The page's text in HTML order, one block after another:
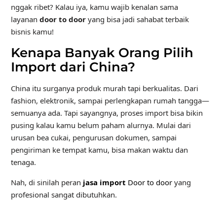
nggak ribet? Kalau iya, kamu wajib kenalan sama
layanan door to dooryang bisa jadi sahabat terbaik
bisnis kamu!
Kenapa Banyak Orang Pilih
Import dari China?
China itu surganya produk murah tapi berkualitas. Dari
fashion, elektronik, sampai perlengkapan rumah tangga—
semuanya ada. Tapi sayangnya, proses import bisa bikin
pusing kalau kamu belum paham alurnya. Mulai dari
urusan bea cukai, pengurusan dokumen, sampai
pengiriman ke tempat kamu, bisa makan waktu dan
tenaga.
Nah, di sinilah peran jasa import Door to dooryang
profesional sangat dibutuhkan.